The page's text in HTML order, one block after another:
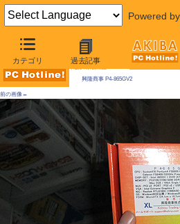
Powered by
カテゴリ 過去記事
AKIBA PC Hotline!
興隆商事 P4-865GV2
前の画像←